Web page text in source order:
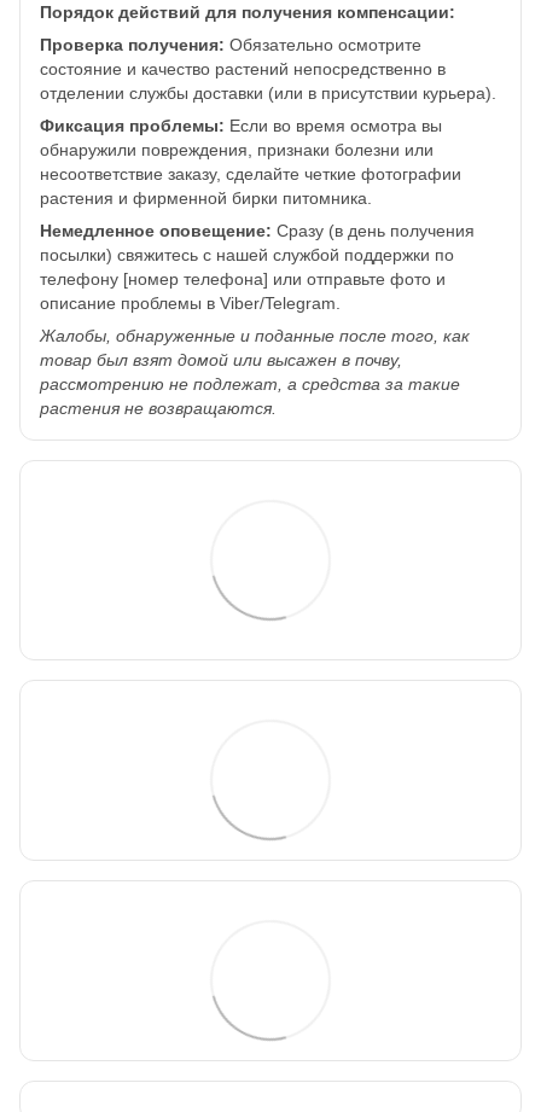
Порядок действий для получения компенсации:
Проверка получения: Обязательно осмотрите
состояние и качество растений непосредственно в
отделении службы доставки (или в присутствии курьера).
Фиксация проблемы: Если во время осмотра вы
обнаружили повреждения, признаки болезни или
несоответствие заказу, сделайте четкие фотографии
растения и фирменной бирки питомника.
Немедленное оповещение: Сразу (в день получения
посылки) свяжитесь с нашей службой поддержки по
телефону [номер телефона] или отправьте фото и
описание проблемы в Viber/Telegram.
Жалобы, обнаруженные и поданные после того, как
товар был взят домой или высажен в почву,
рассмотрению не подлежат, а средства за такие
растения не возвращаются.